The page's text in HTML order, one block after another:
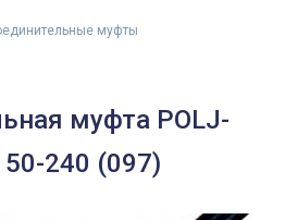
муфты
муфта POLJ-
240 (097)